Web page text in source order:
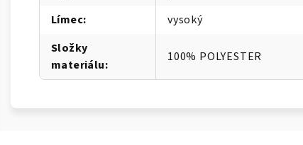
Límec:
vysoký
Složky
materiálu:
100% POLYESTER